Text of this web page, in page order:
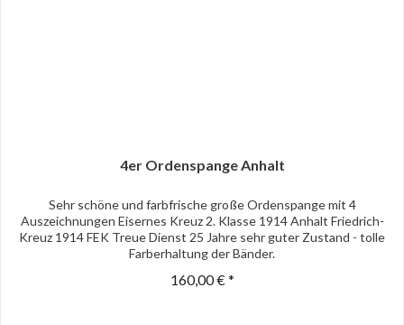
4er Ordenspange Anhalt
Sehr schöne und farbfrische große Ordenspange mit 4
Auszeichnungen Eisernes Kreuz 2. Klasse 1914 Anhalt Friedrich-
Kreuz 1914 FEK Treue Dienst 25 Jahre sehr guter Zustand - tolle
Farberhaltung der Bänder.
160,00 € *